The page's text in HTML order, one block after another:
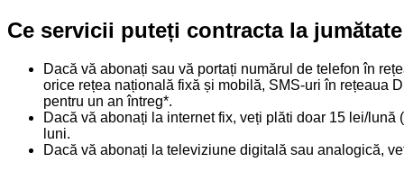
Ce servicii puteți contracta la
Dacă vă abonați sau vă portați numărul de telefon în
orice rețea națională fixă și mobilă, SMS-uri în rețeaua
pentru un an întreg*.
Dacă vă abonați la internet fix, veți plăti doar 15 lei/
luni.
Dacă vă abonați la televiziune digitală sau analogică,